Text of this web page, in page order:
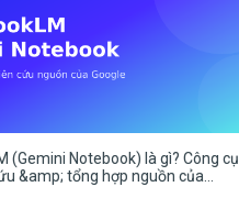
(Gemini Notebook) là gì? Công cụ
&amp; tổng hợp nguồn của